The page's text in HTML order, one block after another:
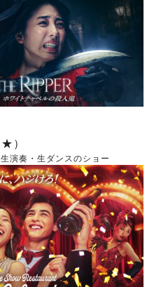
）
演奏・生ダンスのショー